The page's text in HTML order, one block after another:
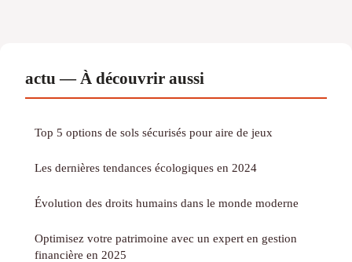
actu — À découvrir aussi
Top 5 options de sols sécurisés pour aire de jeux
Les dernières tendances écologiques en 2024
Évolution des droits humains dans le monde moderne
Optimisez votre patrimoine avec un expert en gestion
financière en 2025